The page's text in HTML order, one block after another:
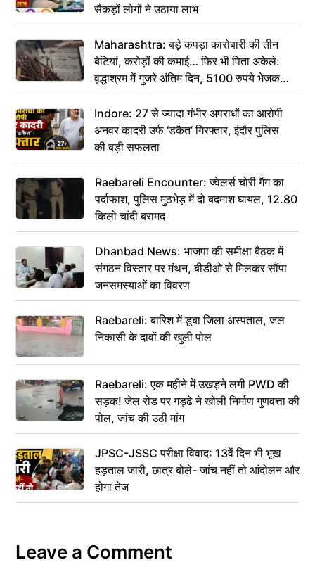
सैकड़ों लोगों ने उठाया लाभ
Maharashtra: बड़े कपड़ा कारोबारी की तीन
बेटियां, करोड़ों की कमाई… फिर भी पिता अकेले:
वृद्धाश्रम में गुजरे अंतिम दिन, 5100 रुपये भेजकर
कहा– अंतिम संस्कार कर दीजिए हम नहीं आ पाएंगे
Indore: 27 से ज्यादा गंभीर अपराधों का आरोपी
अनवर कादरी उर्फ ‘डकैत’ गिरफ्तार, इंदौर पुलिस
की बड़ी सफलता
Raebareli Encounter: ज्वेलर्स चोरी गैंग का
पर्दाफाश, पुलिस मुठभेड़ में दो बदमाश घायल, 12.80
किलो चांदी बरामद
Dhanbad News: भाजपा की समीक्षा बैठक में
संगठन विस्तार पर मंथन, बीडीओ से मिलकर सौंपा
जनसमस्याओं का विवरण
Raebareli: बारिश में डूबा जिला अस्पताल, जल
निकासी के दावों की खुली पोल
Raebareli: एक महीने में उखड़ने लगी PWD की
सड़क! जेल रोड पर गड्ढे ने खोली निर्माण गुणवत्ता की
पोल, जांच की उठी मांग
JPSC-JSSC परीक्षा विवाद: 13वें दिन भी भूख
हड़ताल जारी, छात्र बोले- जांच नहीं तो आंदोलन और
होगा तेज
Leave a Comment